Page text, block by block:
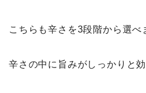
こちらも辛さを3段階から選べ
辛さの中に旨みがしっかりと効